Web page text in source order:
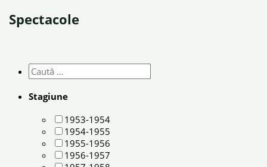
Spectacole
Stagiune
1953-1954
1954-1955
1955-1956
1956-1957